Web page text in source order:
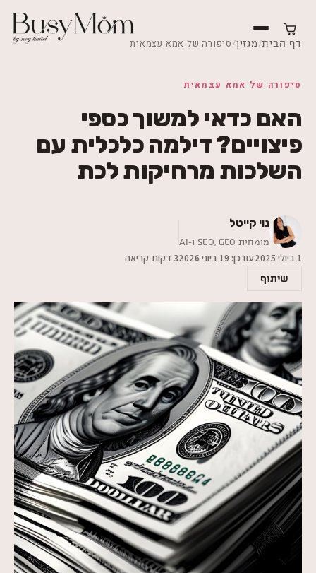
דף הבית/מגזין/סיפורה של אמא עצמאית
סיפורה של אמא עצמאית
האם כדאי למשוך כספי
פיצויים? דילמה כלכלית עם
השלכות מרחיקות לכת
נוי קייטל
מומחית SEO,‎ GEO ו-AI
1 ביולי 2025 עודכן: 19 ביוני 2026 3 דקות קריאה
שיתוף